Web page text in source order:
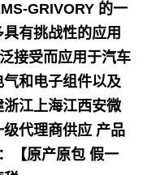
GRIVORY 的一
有挑战性的应用
接受而应用于汽车
和电子组件以及
浙江上海江西安微
代理商供应 产品
【原产原包 假一